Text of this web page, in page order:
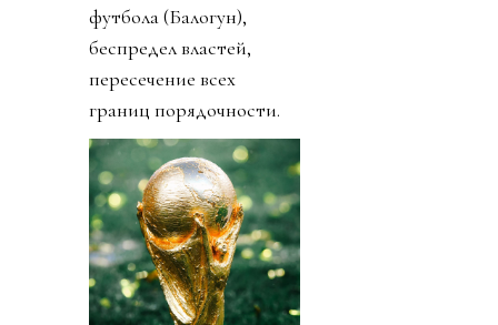
футбола (Балогун),
беспредел властей,
пересечение всех
границ порядочности.